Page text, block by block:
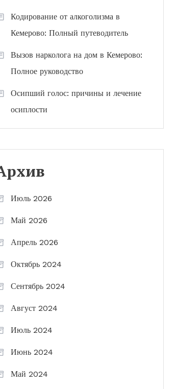
Кодирование от алкоголизма в
Кемерово: Полный путеводитель
Вызов нарколога на дом в Кемерово:
Полное руководство
Осипший голос: причины и лечение
осиплости
Июль 2026
Май 2026
Апрель 2026
Октябрь 2024
Сентябрь 2024
Август 2024
Июль 2024
Июнь 2024
Май 2024